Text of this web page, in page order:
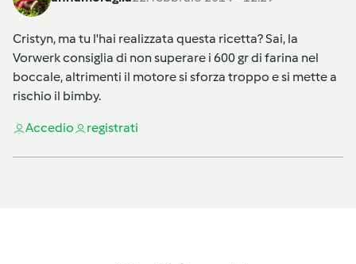
Cristyn, ma tu l'hai realizzata questa ricetta? Sai, la
Vorwerk consiglia di non superare i 600 gr di farina nel
boccale, altrimenti il motore si sforza troppo e si mette a
rischio il bimby.
Accedio registrati